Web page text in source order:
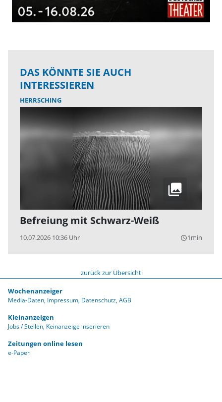
DAS KÖNNTE SIE AUCH
INTERESSIEREN
HERRSCHING
Befreiung mit Schwarz-Weiß
10.07.2026 10:36 Uhr query_builder1min
zurück zur Übersicht
Wochenanzeiger
Media-Daten Impressum Datenschutz AGB
Kleinanzeigen
Jobs / Stellen Keinanzeige inserieren
Zeitungen online lesen
e-Paper